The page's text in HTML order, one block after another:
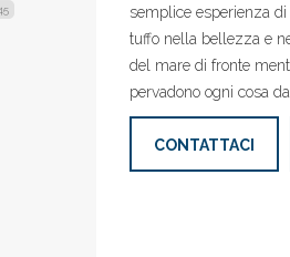
semplice esperienza
tuffo nella bellezza e
del mare di fronte
pervadono ogni cosa
CONTATTACI